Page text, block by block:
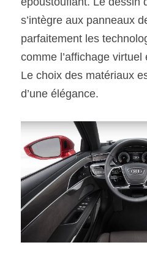
s’intègre aux panneaux
parfaitement les
comme l’affichage virtuel
Le choix des matériaux
d’une élégance.